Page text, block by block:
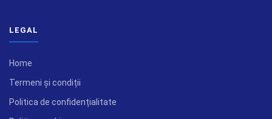
LEGAL
Home
Termeni și condiții
Politica de confidențialitate